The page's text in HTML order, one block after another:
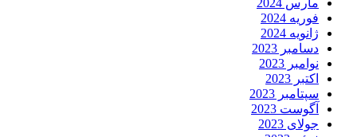
مارس 2024
فوریه 2024
ژانویه 2024
دسامبر 2023
نوامبر 2023
اکتبر 2023
سپتامبر 2023
آگوست 2023
جولای 2023